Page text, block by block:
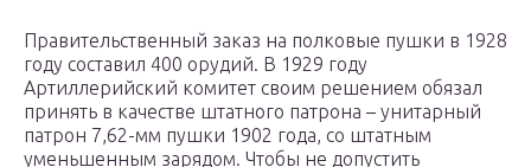
Правительственный заказ на полковые пушки в 1928
году составил 400 орудий. В 1929 году
Артиллерийский комитет своим решением обязал
принять в качестве штатного патрона – унитарный
патрон 7,62-мм пушки 1902 года, со штатным
уменьшенным зарядом. Чтобы не допустить